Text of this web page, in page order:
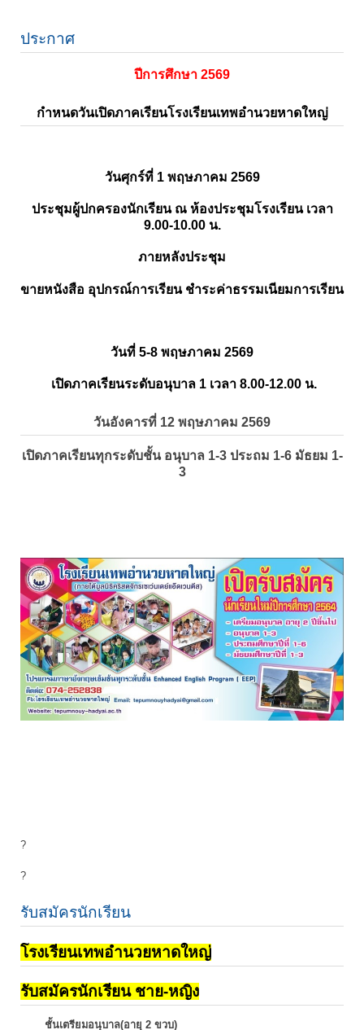
ประกาศ
ปีการศึกษา 2569
กำหนดวันเปิดภาคเรียนโรงเรียนเทพอำนวยหาดใหญ่
วันศุกร์ที่ 1 พฤษภาคม 2569
ประชุมผู้ปกครองนักเรียน ณ ห้องประชุมโรงเรียน เวลา
9.00-10.00 น.
ภายหลังประชุม
ขายหนังสือ อุปกรณ์การเรียน ชำระค่าธรรมเนียมการเรียน
วันที่ 5-8 พฤษภาคม 2569
เปิดภาคเรียนระดับอนุบาล 1 เวลา 8.00-12.00 น.
วันอังคารที่ 12 พฤษภาคม 2569
เปิดภาคเรียนทุกระดับชั้น อนุบาล 1-3 ประถม 1-6 มัธยม 1-
3
?
?
รับสมัครนักเรียน
โรงเรียนเทพอำนวยหาดใหญ่
รับสมัครนักเรียน ชาย-หญิง
ชั้นเตรียมอนุบาล(อายุ 2 ขวบ)